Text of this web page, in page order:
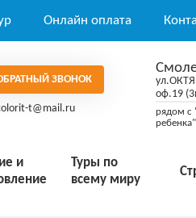
Онлайн оплата
оф.19
рядом с
ребенка"
ЗВОНОК
t@mail.ru
и
Туры по
всему миру